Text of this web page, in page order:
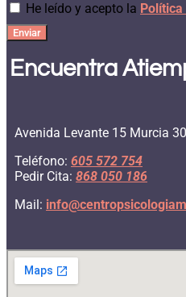
He leído y acepto la Política
Enviar
Encuentra
Avenida Levante 15 Murcia
Teléfono: 605 572 754
Pedir Cita: 868 050 186
Mail: info@